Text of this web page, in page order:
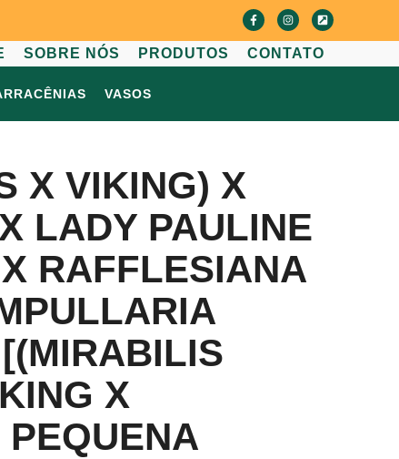
SOBRE NÓS PRODUTOS CONTATO
VASOS
X VIKING) X
LADY PAULINE
RAFFLESIANA
X